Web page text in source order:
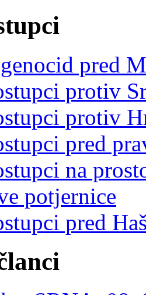
pred
protiv
protiv
pred
na
potjernice
pred